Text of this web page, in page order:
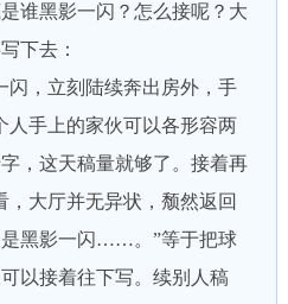
黑影一闪？怎么接呢？大
下去：
，立刻陆续奔出房外，手
人手上的家伙可以各形容两
，这天稿量就够了。接着再
，大厅并无异状，颓然返回
是黑影一闪……。”等于把球
以接着往下写。续别人稿